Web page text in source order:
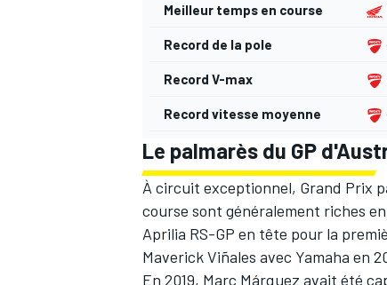
Meilleur temps en course
Record de la pole
Record V-max
Record vitesse moyenne
Le palmarès du GP
À circuit exceptionnel, Grand Prix
course sont généralement riches
Aprilia RS-GP en tête pour la
Maverick Viñales avec Yamaha en
En 2019, Marc Márquez avait été